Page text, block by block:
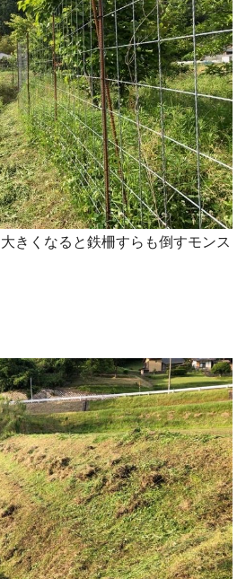
きくなると鉄柵すらも倒すモンス